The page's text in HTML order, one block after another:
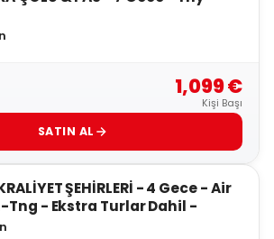
1,099 €
Kişi Başı
SATIN AL
5
ŞEHİRLERİ - 4 Gece - Air
- Ekstra Turlar Dahil -